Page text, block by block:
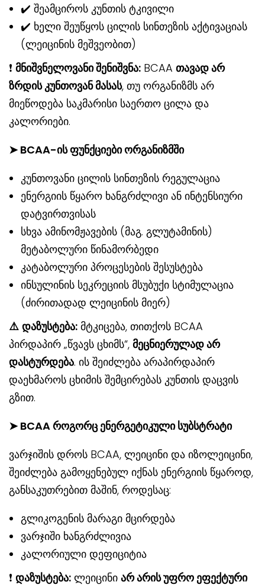
✔️ შეამციროს კუნთის ტკივილი
✔️ ხელი შეუწყოს ცილის სინთეზის აქტივაციას
(ლეიცინის მეშვეობით)
❗ მნიშვნელოვანი შენიშვნა: BCAA თავად არ
ზრდის კუნთოვან მასას, თუ ორგანიზმს არ
მიეწოდება საკმარისი საერთო ცილა და
კალორიები.
➤ BCAA-ის ფუნქციები ორგანიზმში
კუნთოვანი ცილის სინთეზის რეგულაცია
ენერგიის წყარო ხანგრძლივი ან ინტენსიური
დატვირთვისას
სხვა ამინომჟავების (მაგ. გლუტამინის)
მეტაბოლური წინამორბედი
კატაბოლური პროცესების შესუსტება
ინსულინის სეკრეციის მსუბუქი სტიმულაცია
(ძირითადად ლეიცინის მიერ)
⚠ დაზუსტება: მტკიცება, თითქოს BCAA
პირდაპირ „წვავს ცხიმს“, მეცნიერულად არ
დასტურდება. ის შეიძლება არაპირდაპირ
დაეხმაროს ცხიმის შემცირებას კუნთის დაცვის
გზით.
➤ BCAA როგორც ენერგეტიკული სუბსტრატი
ვარჯიშის დროს BCAA, ლეიცინი და იზოლეიცინი,
შეიძლება გამოყენებულ იქნას ენერგიის წყაროდ,
განსაკუთრებით მაშინ, როდესაც:
გლიკოგენის მარაგი მცირდება
ვარჯიში ხანგრძლივია
კალორიული დეფიციტია
❗ დაზუსტება: ლეიცინი არ არის უფრო ეფექტური